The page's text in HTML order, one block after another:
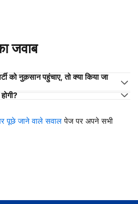
जवाब
को नुक़सान पहुंचाए, तो क्या किया जा
पूछे जाने वाले सवाल पेज पर अपने सभी
शुरू करें